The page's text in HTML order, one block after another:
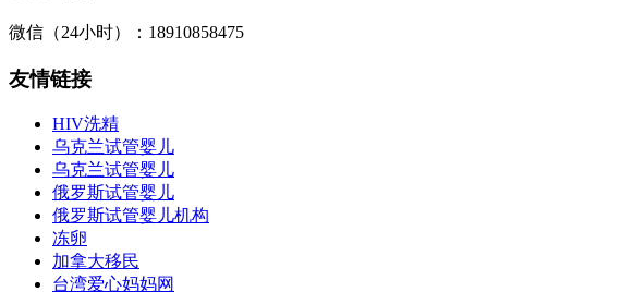
微信（24小时）：18910858475
友情链接
HIV洗精
乌克兰试管婴儿
乌克兰试管婴儿
俄罗斯试管婴儿
俄罗斯试管婴儿机构
冻卵
加拿大移民
台湾爱心妈妈网